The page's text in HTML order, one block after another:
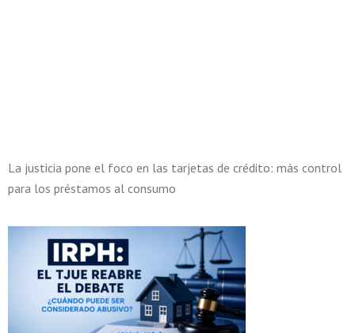
La justicia pone el foco en las tarjetas de crédito: más control
para los préstamos al consumo